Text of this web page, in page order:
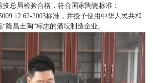
疫总局检验合格，符合国家陶瓷标准：
2003标准，并授予使用中华人民共和
隆昌土陶”标志的酒坛制造企业。